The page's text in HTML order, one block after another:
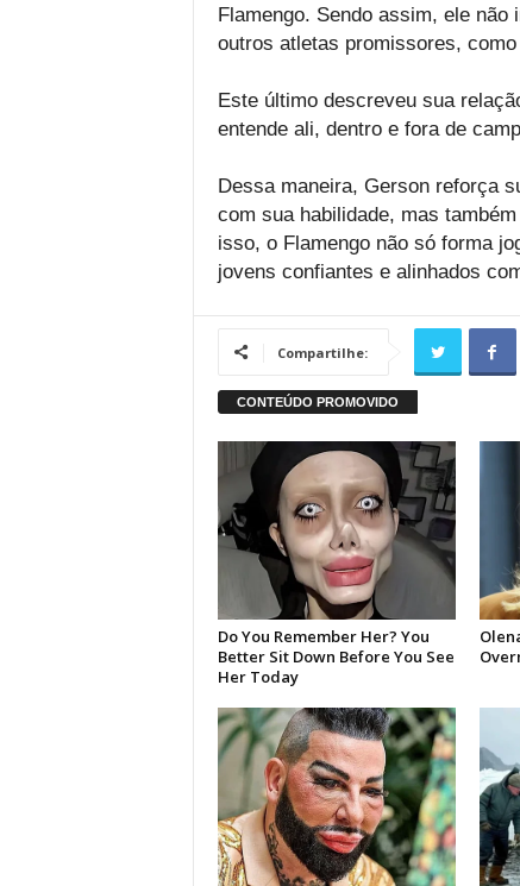
Flamengo. Sendo assim, ele
outros atletas promissores,
Este último descreveu sua
entende ali, dentro e fora de
Dessa maneira, Gerson reforça
com sua habilidade, mas
isso, o Flamengo não só forma
jovens confiantes e alinhados
Compartilhe: